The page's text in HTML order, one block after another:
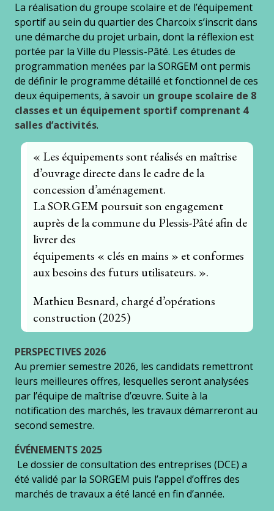
La réalisation du groupe scolaire et de l’équipement
sportif au sein du quartier des Charcoix s’inscrit dans
une démarche du projet urbain, dont la réflexion est
portée par la Ville du Plessis-Pâté. Les études de
programmation menées par la SORGEM ont permis
de définir le programme détaillé et fonctionnel de ces
deux équipements, à savoir un groupe scolaire de 8
classes et un équipement sportif comprenant 4
salles d’activités.
« Les équipements sont réalisés en maîtrise
d’ouvrage directe dans le cadre de la
concession d’aménagement.
La SORGEM poursuit son engagement
auprès de la commune du Plessis-Pâté afin de
livrer des
équipements « clés en mains » et conformes
aux besoins des futurs utilisateurs. ».
Mathieu Besnard, chargé d’opérations
construction (2025)
PERSPECTIVES 2026
Au premier semestre 2026, les candidats remettront
leurs meilleures offres, lesquelles seront analysées
par l’équipe de maîtrise d’œuvre. Suite à la
notification des marchés, les travaux démarreront au
second semestre.
ÉVÉNEMENTS 2025
Le dossier de consultation des entreprises (DCE) a
été validé par la SORGEM puis l’appel d’offres des
marchés de travaux a été lancé en fin d’année.